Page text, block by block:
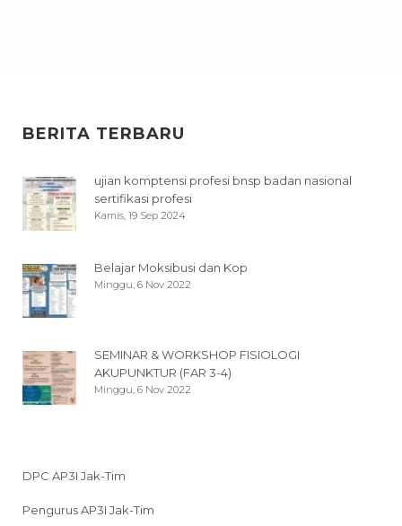
BERITA TERBARU
ujian komptensi profesi bnsp badan nasional
sertifikasi profesi
Kamis, 19 Sep 2024
Belajar Moksibusi dan Kop
Minggu, 6 Nov 2022
SEMINAR & WORKSHOP FISIOLOGI
AKUPUNKTUR (FAR 3-4)
Minggu, 6 Nov 2022
DPC AP3I Jak-Tim
Pengurus AP3I Jak-Tim